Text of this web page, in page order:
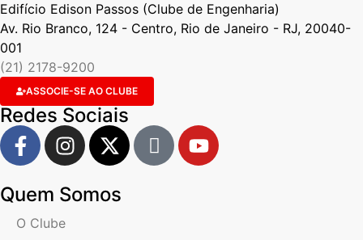
Edifício Edison Passos (Clube de Engenharia)
Av. Rio Branco, 124 - Centro, Rio de Janeiro - RJ, 20040-
001
(21) 2178-9200
ASSOCIE-SE AO CLUBE
Redes Sociais
Quem Somos
O Clube